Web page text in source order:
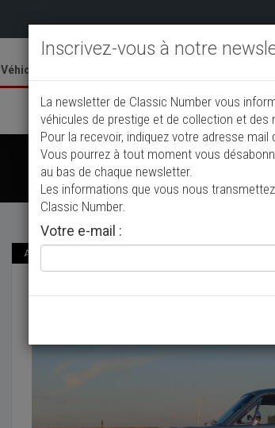
Véhicules
Ajouter une annonce
Annonce publiée le 21/06/2026 ( il y a 47 jours )
Ford Mustang Fastback
Inscrivez-vous à notre
La newsletter de Classic Number vous
véhicules de prestige et de collection et des
Pour la recevoir, indiquez votre adresse
Vous pourrez à tout moment vous
au bas de chaque newsletter.
Les informations que vous nous
Classic Number.
Votre e-mail :